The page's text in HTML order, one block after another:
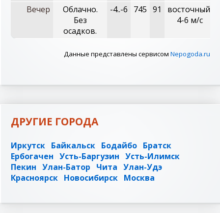
Вечер
Облачно.
Без
осадков.
-4..-6 745 91
восточный,
4-6 м/с
Данные представлены сервисом Nepogoda.ru
ДРУГИЕ ГОРОДА
Иркутск Байкальск Бодайбо Братск
Ербогачен Усть-Баргузин Усть-Илимск
Пекин Улан-Батор Чита Улан-Удэ
Красноярск Новосибирск Москва